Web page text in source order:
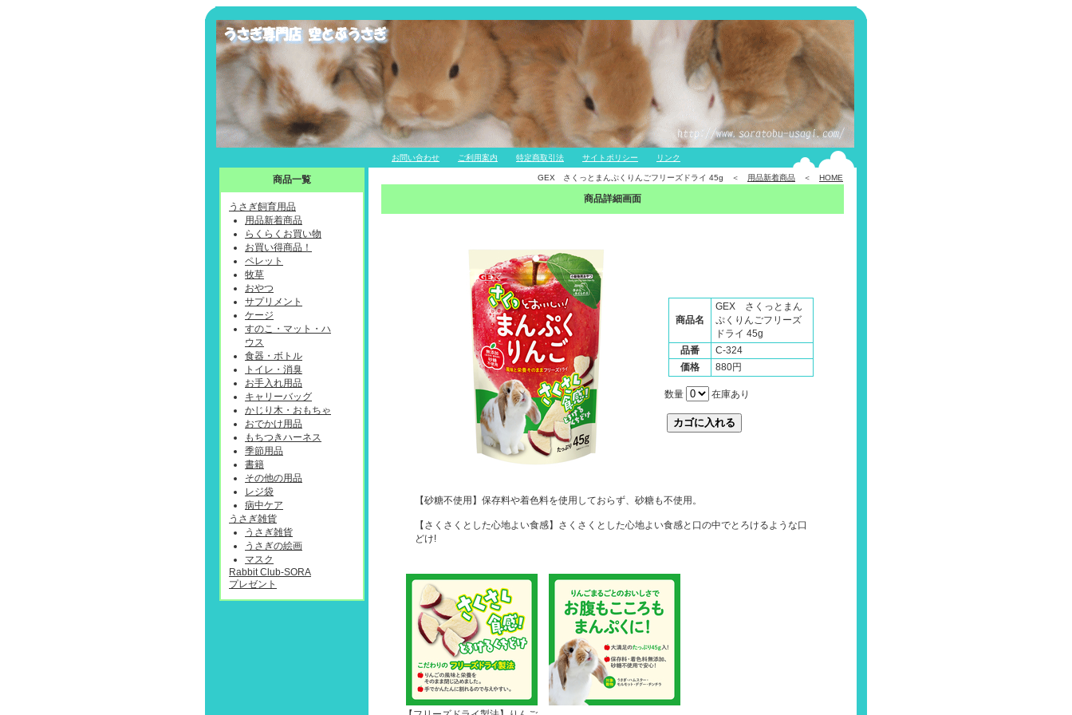
お問い合わせ ご利用案内 特定商取引法 サイトポリシー リンク
商品一覧
うさぎ飼育用品
用品新着商品
らくらくお買い物
お買い得商品！
ペレット
牧草
おやつ
サプリメント
ケージ
すのこ・マット・ハ
ウス
食器・ボトル
トイレ・消臭
お手入れ用品
キャリーバッグ
かじり木・おもちゃ
おでかけ用品
もちつきハーネス
季節用品
書籍
その他の用品
レジ袋
病中ケア
うさぎ雑貨
うさぎ雑貨
うさぎの絵画
マスク
Rabbit Club-SORA
プレゼント
GEX さくっとまんぷくりんごフリーズドライ 45g ＜ 用品新着商品 ＜ HOME
商品詳細画面
商品名
GEX さくっとまん
ぷくりんごフリーズ
ドライ 45g
品番
C-324
価格
880円
数量 在庫あり
【砂糖不使用】保存料や着色料を使用しておらず、砂糖も不使用。
【さくさくとした心地よい食感】さくさくとした心地よい食感と口の中でとろけるような口
どけ!